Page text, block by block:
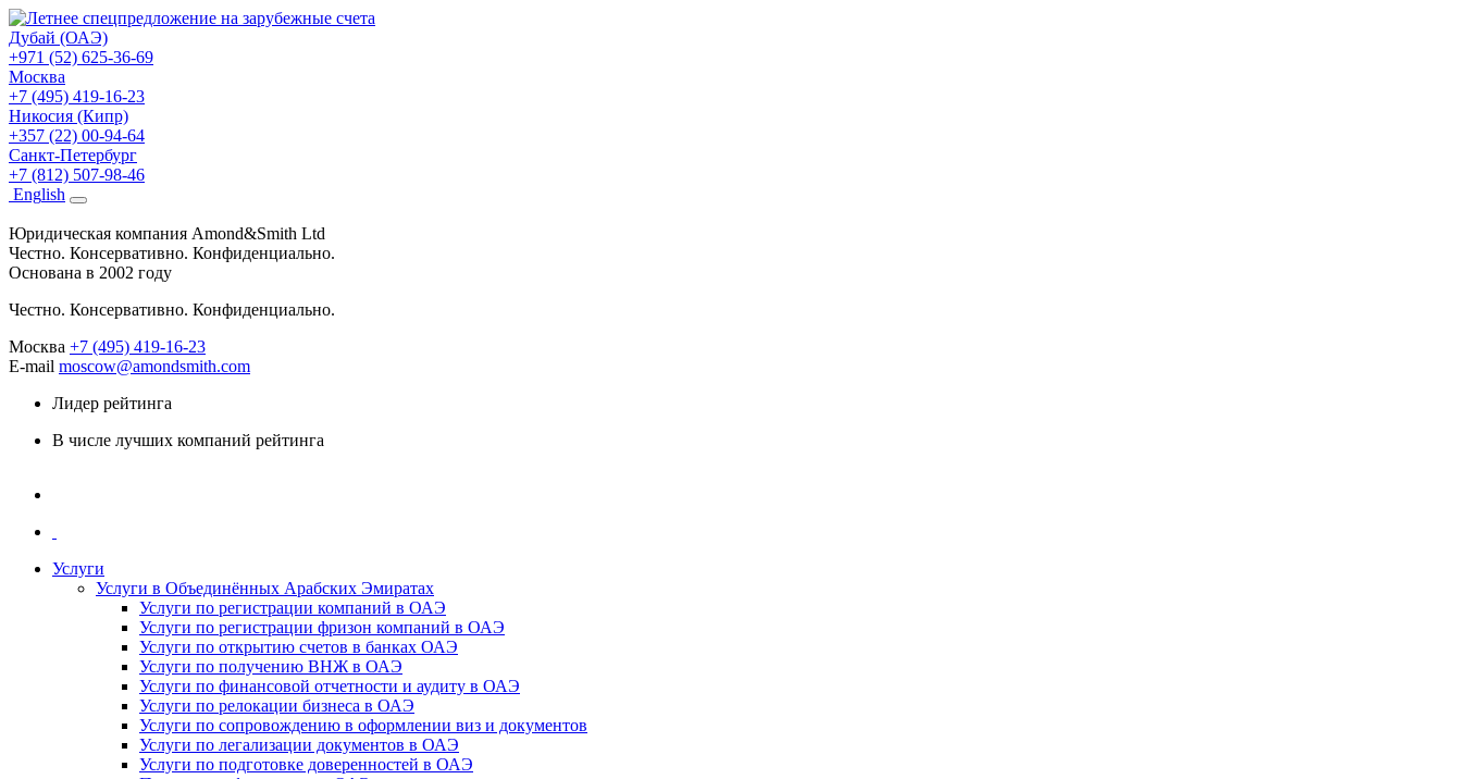
Дубай (ОАЭ)
+971 (52) 625-36-69
Москва
+7 (495) 419-16-23
Никосия (Кипр)
+357 (22) 00-94-64
Санкт-Петербург
+7 (812) 507-98-46
English
Юридическая компания Amond&Smith Ltd
Честно. Консервативно. Конфиденциально.
Основана в 2002 году
Честно. Консервативно. Конфиденциально.
Москва +7 (495) 419-16-23
E-mail moscow@amondsmith.com
Лидер рейтинга
В числе лучших компаний рейтинга
Услуги
Услуги в Объединённых Арабских Эмиратах
Услуги по регистрации компаний в ОАЭ
Услуги по регистрации фризон компаний в ОАЭ
Услуги по открытию счетов в банках ОАЭ
Услуги по получению ВНЖ в ОАЭ
Услуги по финансовой отчетности и аудиту в ОАЭ
Услуги по релокации бизнеса в ОАЭ
Услуги по сопровождению в оформлении виз и документов
Услуги по легализации документов в ОАЭ
Услуги по подготовке доверенностей в ОАЭ